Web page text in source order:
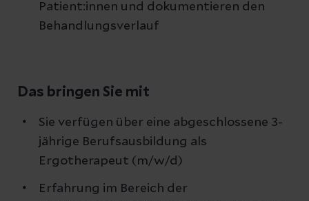
Patient:innen und dokumentieren den
Behandlungsverlauf
Das bringen Sie mit
Sie verfügen über eine abgeschlossene 3-
jährige Berufsausbildung als
Ergotherapeut (m/w/d)
Erfahrung im Bereich der